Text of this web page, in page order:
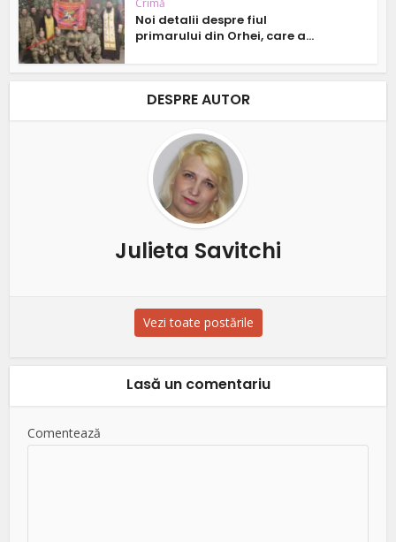
Crimă
Noi detalii despre fiul
primarului din Orhei, care a...
DESPRE AUTOR
Julieta Savitchi
Vezi toate postările
Lasă un comentariu
Comentează